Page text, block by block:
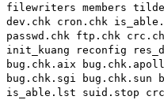
filewriters members
dev.chk cron.chk
passwd.chk ftp.chk
init_kuang reconfig
bug.chk.aix
bug.chk.sgi bug.chk.sun
is_able.lst suid.stop